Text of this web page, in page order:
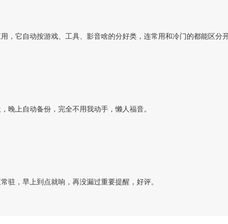
，它自动按游戏、工具、影音啥的分好类，连常用和冷门的都能区分
晚上自动备份，完全不用我动手，懒人福音。
驻，早上到点就响，再没漏过重要提醒，好评。